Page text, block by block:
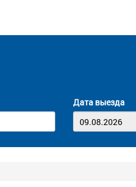
Дата выезда